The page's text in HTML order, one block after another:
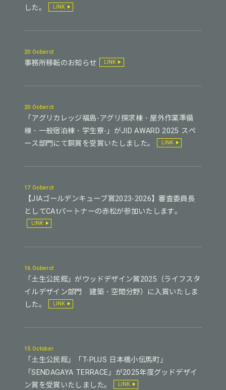
した。
LINK
20 Ooberct
事務所移転のお知らせ LINK
20 Ooberct
「アグリカレッジ福島-アグリ探求棟・屋外作業準備
棟・一般宿泊棟・学生寮-」がJID AWARD 2025 スペ
ース部門にて銅賞を受賞いたしました。
LINK
17 Ooberct
【JIAゴールデンキューブ賞2023-2026】審査委員長
としてCAtパートナーの赤松が参加いたします。
LINK
16 Ooberct
「土生公民館」がウッドデザイン賞2025（ライフスタ
イルデザイン部門 建築・空間分野）に入賞いたしま
した。
LINK
15 October
「土生公民館」「T-PLUS 日本橋小伝馬町」
「SENDAGAYA TERRACE」が2025年度グッドデザイ
ン賞を受賞いたしました。
LINK